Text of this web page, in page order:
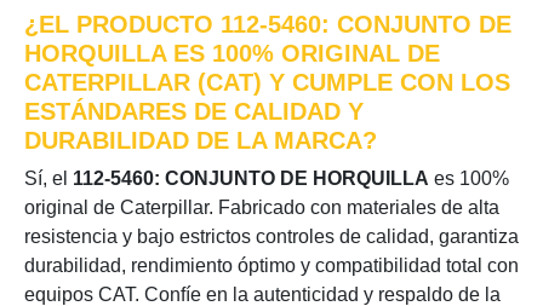
¿EL PRODUCTO 112-5460: CONJUNTO DE
HORQUILLA ES 100% ORIGINAL DE
CATERPILLAR (CAT) Y CUMPLE CON LOS
ESTÁNDARES DE CALIDAD Y
DURABILIDAD DE LA MARCA?
Sí, el 112-5460: CONJUNTO DE HORQUILLA es 100%
original de Caterpillar. Fabricado con materiales de alta
resistencia y bajo estrictos controles de calidad, garantiza
durabilidad, rendimiento óptimo y compatibilidad total con
equipos CAT. Confíe en la autenticidad y respaldo de la